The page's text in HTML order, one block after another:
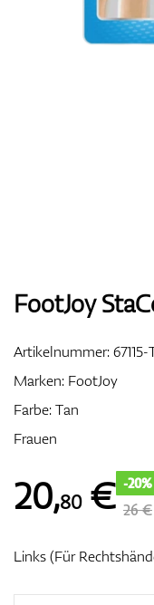
FootJoy
Artikelnummer:67115-
Marken: FootJoy
Farbe: Tan
Frauen
20,80€ -20%
26 €
Links (Für